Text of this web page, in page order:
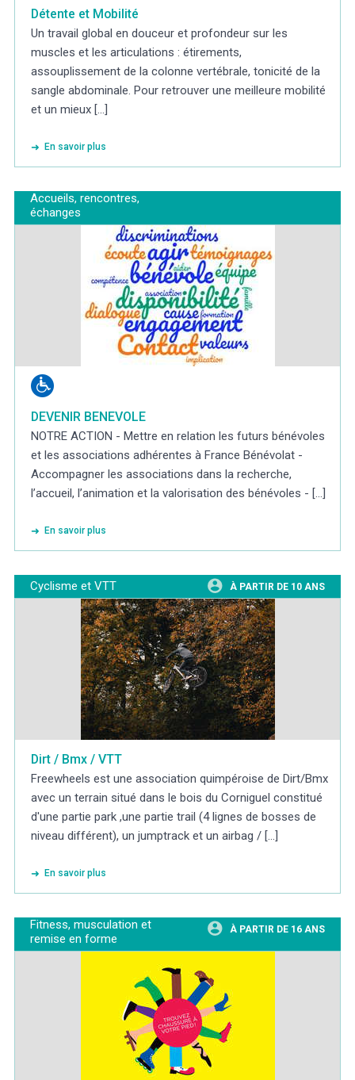
Détente et Mobilité
Un travail global en douceur et profondeur sur les
muscles et les articulations : étirements,
assouplissement de la colonne vertébrale, tonicité de la
sangle abdominale. Pour retrouver une meilleure mobilité
et un mieux [...]
En savoir plus
Accueils, rencontres,
échanges
DEVENIR BENEVOLE
NOTRE ACTION - Mettre en relation les futurs bénévoles
et les associations adhérentes à France Bénévolat -
Accompagner les associations dans la recherche,
l’accueil, l’animation et la valorisation des bénévoles - [...]
En savoir plus
Cyclisme et VTT À PARTIR DE 10 ANS
Dirt / Bmx / VTT
Freewheels est une association quimpéroise de Dirt/Bmx
avec un terrain situé dans le bois du Corniguel constitué
d'une partie park ,une partie trail (4 lignes de bosses de
niveau différent), un jumptrack et un airbag / [...]
En savoir plus
Fitness, musculation et
remise en forme
À PARTIR DE 16 ANS